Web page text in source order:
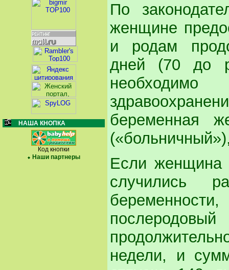
НАША КНОПКА
Код кнопки
Наши партнеры
По
женщине
и родам
дней (70 до
беременная
Если женщина
случились
недели, и